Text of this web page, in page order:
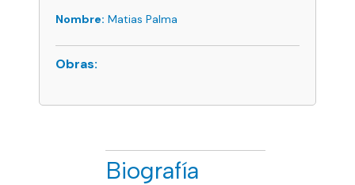
Nombre: Matias Palma
Obras:
Biografía